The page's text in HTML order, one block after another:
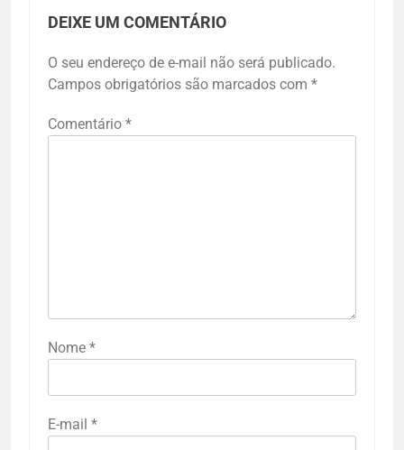
DEIXE UM COMENTÁRIO
O seu endereço de e-mail não será publicado.
Campos obrigatórios são marcados com *
Comentário *
Nome *
E-mail *